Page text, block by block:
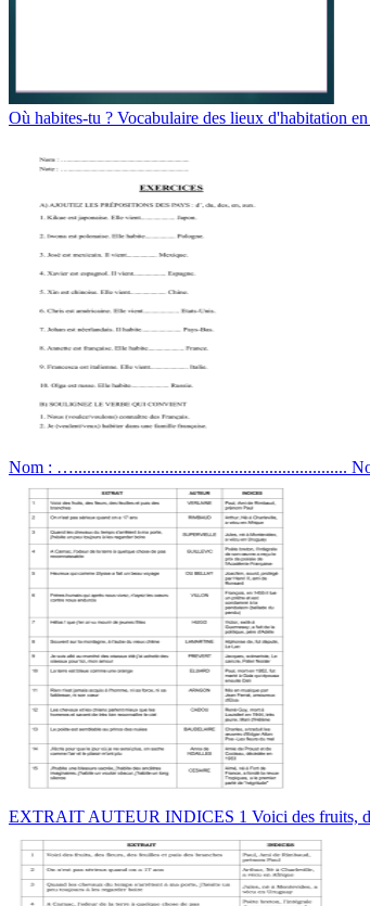
Où habites-tu ? Vocabulaire des lieux d'habitation
Nom : …...............................................................
EXTRAIT AUTEUR INDICES 1 Voici des fruits,